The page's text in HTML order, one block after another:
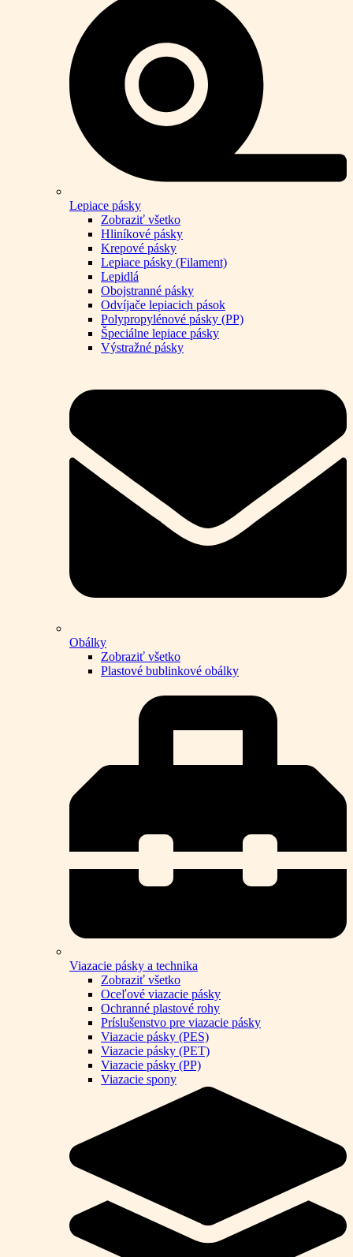
Lepiace pásky
Zobraziť všetko
Hliníkové pásky
Krepové pásky
Lepiace pásky (Filament)
Lepidlá
Obojstranné pásky
Odvíjače lepiacich pások
Polypropylénové pásky (PP)
Špeciálne lepiace pásky
Výstražné pásky
Obálky
Zobraziť všetko
Plastové bublinkové obálky
Viazacie pásky a technika
Zobraziť všetko
Oceľové viazacie pásky
Ochranné plastové rohy
Príslušenstvo pre viazacie pásky
Viazacie pásky (PES)
Viazacie pásky (PET)
Viazacie pásky (PP)
Viazacie spony